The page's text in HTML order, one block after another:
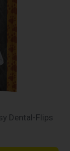
Dental-Flips